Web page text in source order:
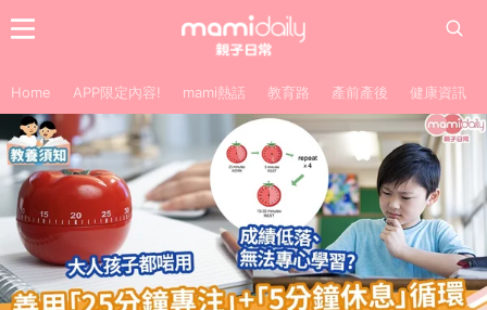
Home APP限定內容! mami熱話 教育路 產前產後 健康資訊